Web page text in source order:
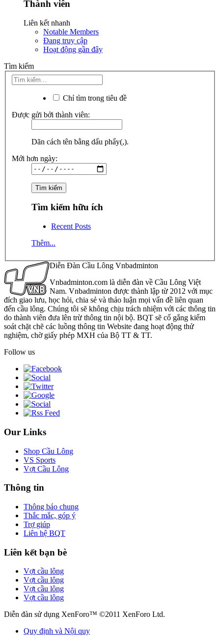
Thành viên
Liên kết nhanh
Notable Members
Đang truy cập
Hoạt động gần đây
Tìm kiếm
Chỉ tìm trong tiêu đề
Được gửi bởi thành viên:
Dãn cách tên bằng dấu phẩy(,).
Mới hơn ngày:
Tìm kiếm hữu ích
Recent Posts
Thêm...
Diễn Đàn Cầu Lông Vnbadminton
Vnbadminton.com là diễn đàn về Cầu Lông Việt
Nam. Vnbadminton được thành lập từ 2012 với mục
đích giao lưu, học hỏi, chia sẻ và thảo luận mọi vấn đề liên quan
đến cầu lông. Chúng tôi sẽ không chịu trách nhiệm với các thông tin
do thành viên đưa lên trừ thông tin nội bộ. BQT sẽ cố gắng kiểm
soát chặt chẽ các luồng thông tin Website đang hoạt động thử
nghiệm, chờ giấy phép MXH của Bộ TT & TT.
Follow us
Our Links
Shop Cầu Lông
VS Sports
Vợt Cầu Lông
Thông tin
Thông báo chung
Thắc mắc, góp ý
Trợ giúp
Liên hệ BQT
Liên kết bạn bè
Vợt cầu lông
Vợt cầu lông
Vợt cầu lông
Vợt cầu lông
Diễn đàn sử dụng XenForo™ ©2011 XenForo Ltd.
Quy định và Nội quy